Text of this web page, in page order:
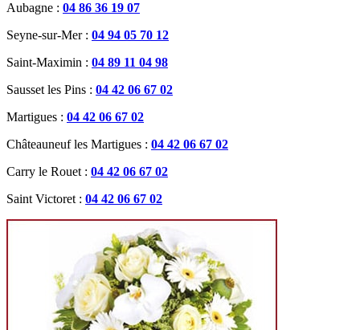
Aubagne : 04 86 36 19 07
Seyne-sur-Mer : 04 94 05 70 12
Saint-Maximin : 04 89 11 04 98
Sausset les Pins : 04 42 06 67 02
Martigues : 04 42 06 67 02
Châteauneuf les Martigues : 04 42 06 67 02
Carry le Rouet : 04 42 06 67 02
Saint Victoret : 04 42 06 67 02